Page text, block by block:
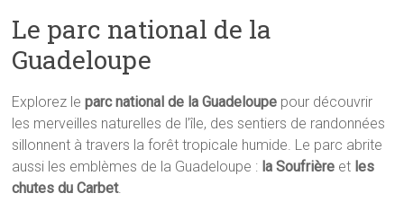
Le parc national de la
Guadeloupe
Explorez leparc national de la Guadeloupe pour découvrir
les merveilles naturelles de l’île, des sentiers de randonnées
sillonnent à travers la forêt tropicale humide. Le parc abrite
aussi les emblèmes de la Guadeloupe : la Soufrière et les
chutes du Carbet.